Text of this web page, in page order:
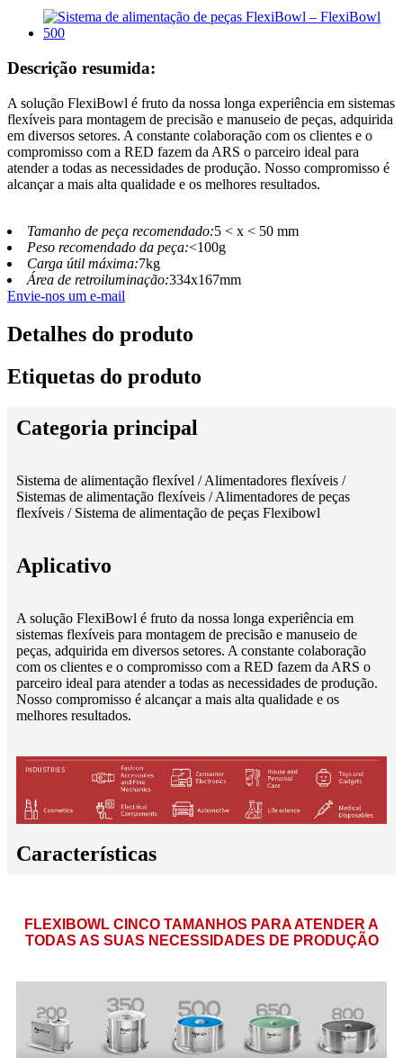
Descrição resumida:
A solução FlexiBowl é fruto da nossa longa experiência em sistemas
flexíveis para montagem de precisão e manuseio de peças, adquirida
em diversos setores. A constante colaboração com os clientes e o
compromisso com a RED fazem da ARS o parceiro ideal para
atender a todas as necessidades de produção. Nosso compromisso é
alcançar a mais alta qualidade e os melhores resultados.
Tamanho de peça recomendado:5 < x < 50 mm
Peso recomendado da peça:<100g
Carga útil máxima:7kg
Área de retroiluminação:334x167mm
Envie-nos um e-mail
Detalhes do produto
Etiquetas do produto
Categoria principal
Sistema de alimentação flexível / Alimentadores flexíveis /
Sistemas de alimentação flexíveis / Alimentadores de peças
flexíveis / Sistema de alimentação de peças Flexibowl
Aplicativo
A solução FlexiBowl é fruto da nossa longa experiência em
sistemas flexíveis para montagem de precisão e manuseio de
peças, adquirida em diversos setores. A constante colaboração
com os clientes e o compromisso com a RED fazem da ARS o
parceiro ideal para atender a todas as necessidades de produção.
Nosso compromisso é alcançar a mais alta qualidade e os
melhores resultados.
Características
FLEXIBOWL CINCO TAMANHOS PARA ATENDER A
TODAS AS SUAS NECESSIDADES DE PRODUÇÃO